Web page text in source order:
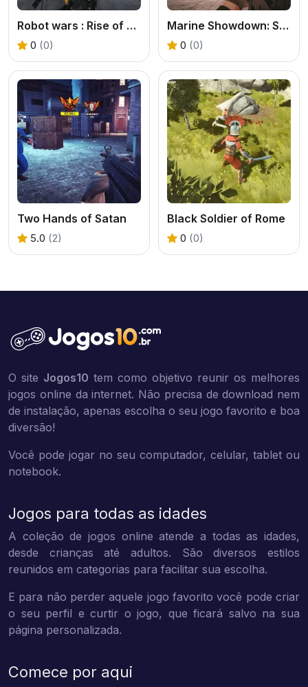
Robot wars : Rise of Resistance
0 (0)
Marine Showdown: Standoff in Afghanistan
0 (0)
Two Hands of Satan
5.0 (2)
Black Soldier of Rome
0 (0)
O site Jogos10 tem como objetivo reunir os melhores
jogos online da internet. Não precisa de download nem
de instalação, apenas escolha o seu jogo favorito e boa
diversão!
Você pode jogar no seu computador, celular, tablet ou
notebook.
Jogos para todas as idades
A coleção de jogos online atende a todas as idades,
desde crianças até adultos. São diversos estilos
reunidos em categorias para facilitar sua escolha.
E para não perder aquele jogo favorito você pode criar
o seu perfil e curtir o jogo, que ficará salvo na sua
página personalizada.
Comece por aqui